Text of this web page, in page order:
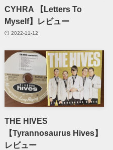
CYHRA 【Letters To
Myself】レビュー
2022-11-12
THE HIVES
【Tyrannosaurus Hives】
レビュー